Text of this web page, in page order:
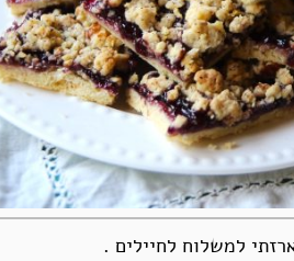
למשלוח לחיילים .